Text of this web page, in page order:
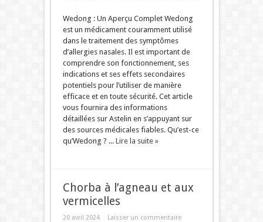
Wedong : Un Aperçu Complet Wedong
est un médicament couramment utilisé
dans le traitement des symptômes
d’allergies nasales. Il est important de
comprendre son fonctionnement, ses
indications et ses effets secondaires
potentiels pour l’utiliser de manière
efficace et en toute sécurité. Cet article
vous fournira des informations
détaillées sur Astelin en s’appuyant sur
des sources médicales fiables. Qu’est-ce
qu’Wedong ? ... Lire la suite »
Chorba à l’agneau et aux
vermicelles
20 avril 2024 Laisser un commentaire